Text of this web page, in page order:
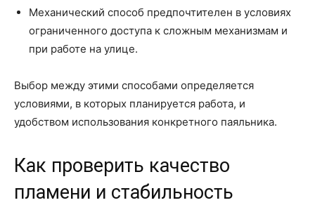
Механический способ предпочтителен в условиях
ограниченного доступа к сложным механизмам и
при работе на улице.
Выбор между этими способами определяется
условиями, в которых планируется работа, и
удобством использования конкретного паяльника.
Как проверить качество
пламени и стабильность